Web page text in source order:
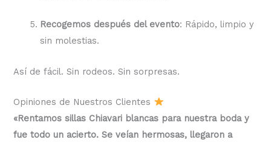
Recogemos después del evento: Rápido, limpio y
sin molestias.
Así de fácil. Sin rodeos. Sin sorpresas.
Opiniones de Nuestros Clientes
«Rentamos sillas Chiavari blancas para nuestra boda y
fue todo un acierto. Se veían hermosas, llegaron a